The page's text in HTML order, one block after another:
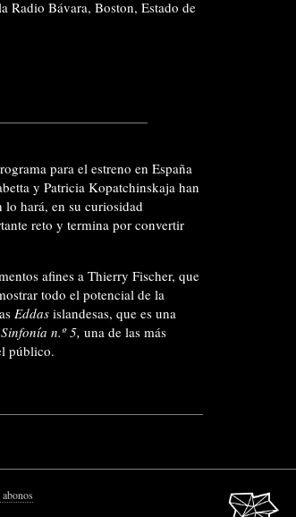
Radio Bávara, Boston, Estado de
para el estreno en España
y Patricia Kopatchinskaja han
hará, en su curiosidad
reto y termina por convertir
afines a Thierry Fischer, que
todo el potencial de la
Eddas islandesas, que es una
Sinfonía n.º 5, una de las más
público.